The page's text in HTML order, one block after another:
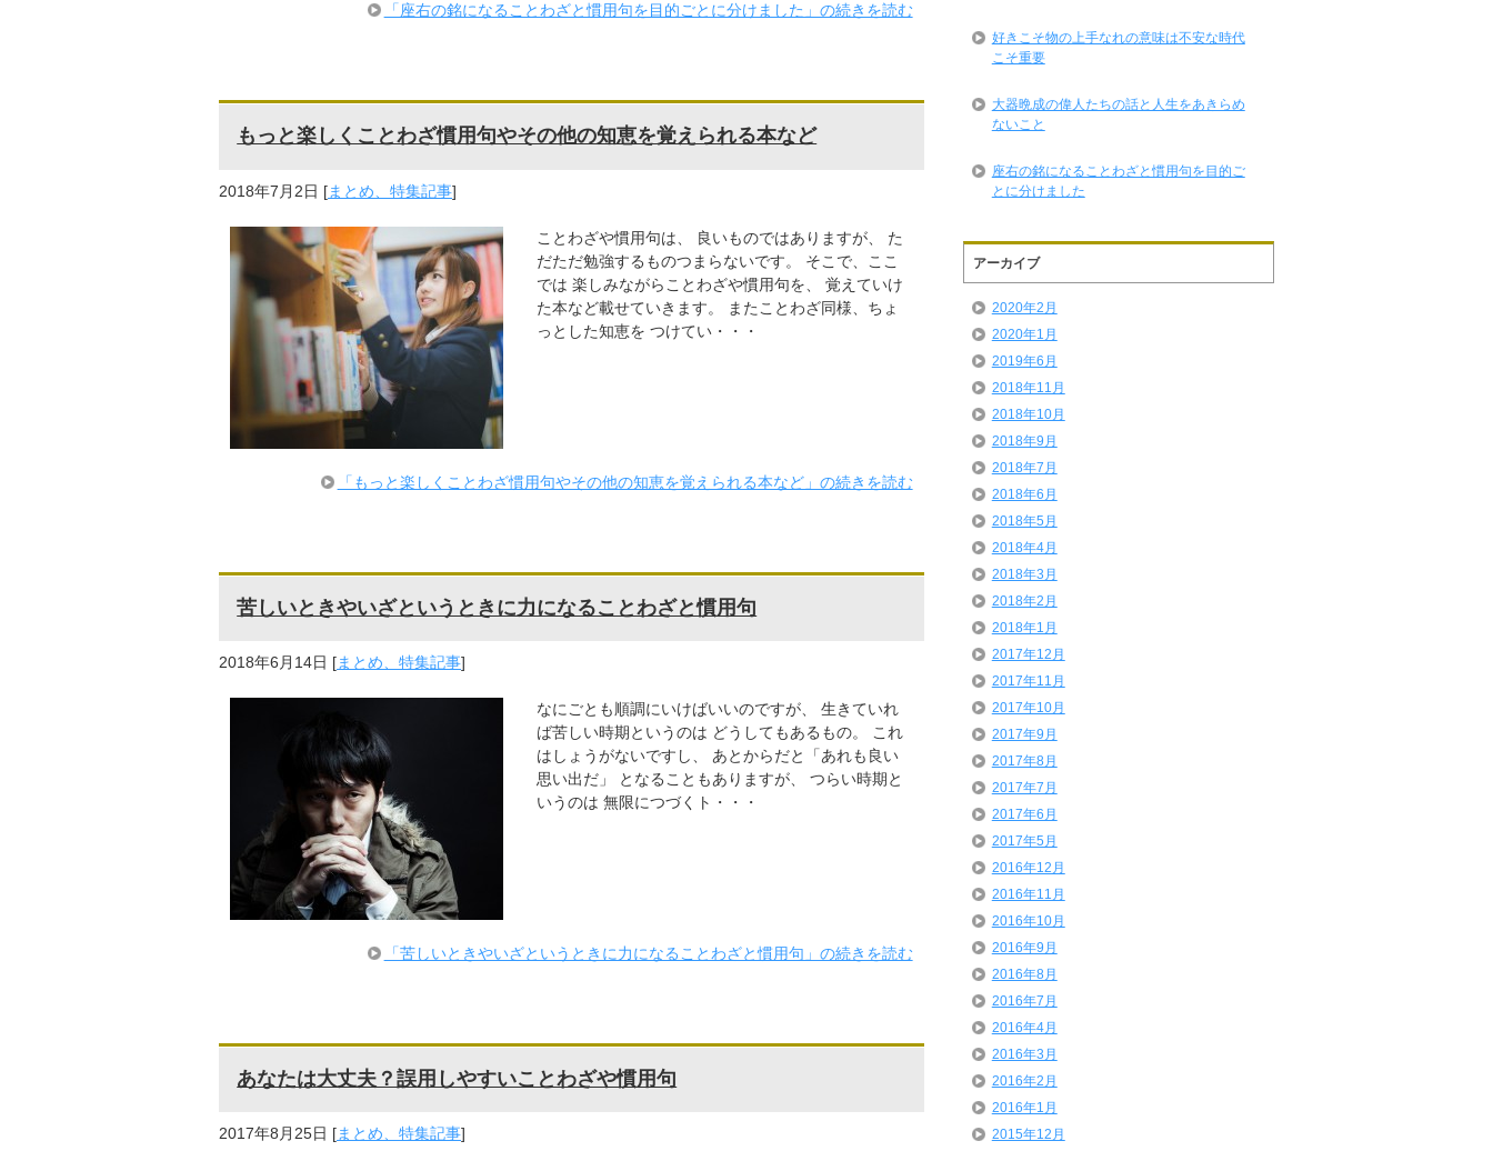
「座右の銘になることわざと慣用句を目的ごとに分けました」の続きを読む
もっと楽しくことわざ慣用句やその他の知恵を覚えられる本など
2018年7月2日 [まとめ、特集記事]
ことわざや慣用句は、 良いものではありますが、 た
だただ勉強するものつまらないです。 そこで、ここ
では 楽しみながらことわざや慣用句を、 覚えていけ
た本など載せていきます。 またことわざ同様、ちょ
っとした知恵を つけてい・・・
「もっと楽しくことわざ慣用句やその他の知恵を覚えられる本など」の続きを読む
苦しいときやいざというときに力になることわざと慣用句
2018年6月14日 [まとめ、特集記事]
なにごとも順調にいけばいいのですが、 生きていれ
ば苦しい時期というのは どうしてもあるもの。 これ
はしょうがないですし、 あとからだと「あれも良い
思い出だ」 となることもありますが、 つらい時期と
いうのは 無限につづくト・・・
「苦しいときやいざというときに力になることわざと慣用句」の続きを読む
あなたは大丈夫？誤用しやすいことわざや慣用句
2017年8月25日 [まとめ、特集記事]
好きこそ物の上手なれの意味は不安な時代
こそ重要
大器晩成の偉人たちの話と人生をあきらめ
ないこと
座右の銘になることわざと慣用句を目的ご
とに分けました
アーカイブ
2020年2月
2020年1月
2019年6月
2018年11月
2018年10月
2018年9月
2018年7月
2018年6月
2018年5月
2018年4月
2018年3月
2018年2月
2018年1月
2017年12月
2017年11月
2017年10月
2017年9月
2017年8月
2017年7月
2017年6月
2017年5月
2016年12月
2016年11月
2016年10月
2016年9月
2016年8月
2016年7月
2016年4月
2016年3月
2016年2月
2016年1月
2015年12月